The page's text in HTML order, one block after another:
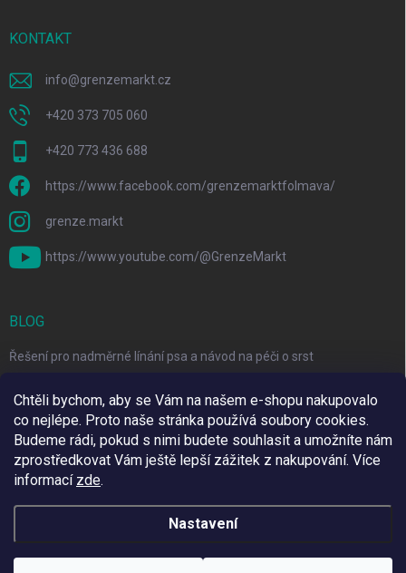
Chtěli bychom, aby se Vám na našem e-shopu nakupovalo
co nejlépe. Proto naše stránka používá soubory cookies.
Budeme rádi, pokud s nimi budete souhlasit a umožníte nám
zprostředkovat Vám ještě lepší zážitek z nakupování. Více
informací zde.
Nastavení
KONTAKT
info@grenzemarkt.cz
+420 373 705 060
+420 773 436 688
https://www.facebook.com/grenzemarktfolmava/
grenze.markt
https://www.youtube.com/@GrenzeMarkt
BLOG
Řešení pro nadměrné línání psa a návod na péči o srst
Top 6 značek pro domácí mazlíčky za skvělé ceny
Copyright 2026Grenze Markt Online. Všechna práva vyhrazena.Upravit